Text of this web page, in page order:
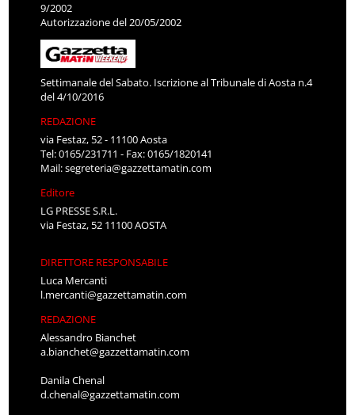
9/2002
Autorizzazione del 20/05/2002
Settimanale del Sabato. Iscrizione al Tribunale di Aosta n.4
del 4/10/2016
REDAZIONE
via Festaz, 52 - 11100 Aosta
Tel: 0165/231711 - Fax: 0165/1820141
Mail:segreteria@gazzettamatin.com
Editore
LG PRESSE S.R.L.
via Festaz, 52 11100 AOSTA
DIRETTORE RESPONSABILE
Luca Mercanti
l.mercanti@gazzettamatin.com
REDAZIONE
Alessandro Bianchet
a.bianchet@gazzettamatin.com
Danila Chenal
d.chenal@gazzettamatin.com